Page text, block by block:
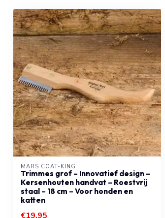
MARS COAT-KING
Trimmes grof – Innovatief design –
Kersenhouten handvat – Roestvrij
staal – 18 cm – Voor honden en
katten
€19,95